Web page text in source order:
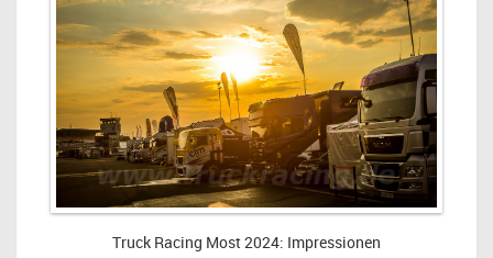
Truck Racing Most 2024: Impressionen